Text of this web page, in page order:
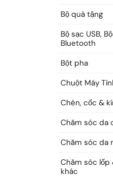
Bộ quà tặng
Bộ sạc USB,
Bluetooth
Bột pha
Chuột Máy
Chén, cốc &
Chăm sóc da
Chăm sóc da
Chăm sóc lốp
khác